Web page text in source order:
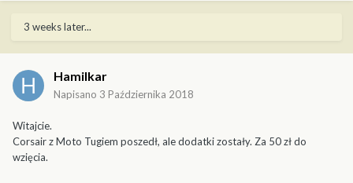
3 weeks later...
Hamilkar
Napisano 3 Października 2018
Witajcie.
Corsair z Moto Tugiem poszedł, ale dodatki zostały. Za 50 zł do
wzięcia.